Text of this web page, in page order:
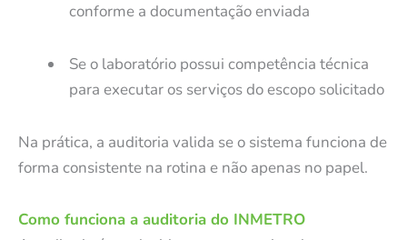
conforme a documentação enviada
Se o laboratório possui competência técnica
para executar os serviços do escopo solicitado
Na prática, a auditoria valida se o sistema funciona de
forma consistente na rotina e não apenas no papel.
Como funciona a auditoria do INMETRO